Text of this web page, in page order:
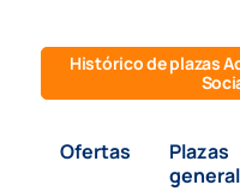
Histórico de plazas
Ofertas
Plazas
general